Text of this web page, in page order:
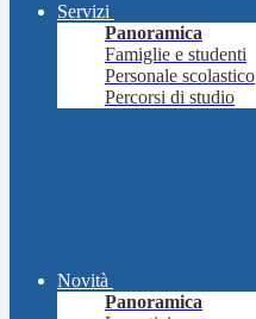
Servizi
Panoramica
Famiglie e studenti
Personale scolastico
Percorsi di studio
Novità
Panoramica